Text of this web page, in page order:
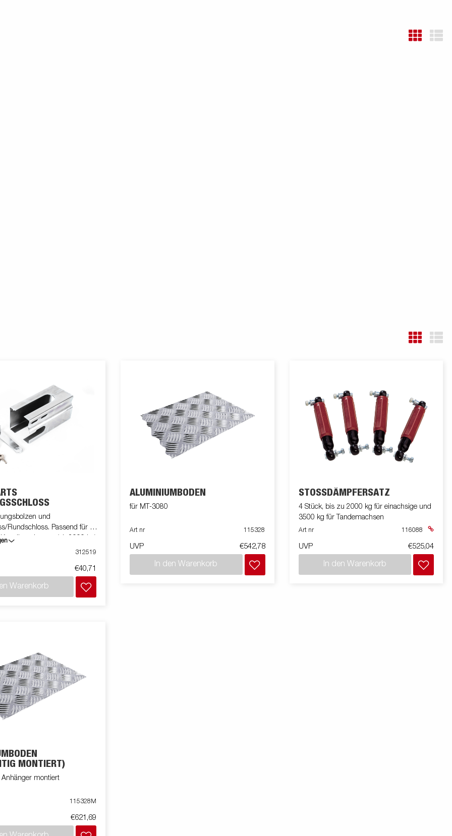
und
Rundschloss. Passend für alle
(ab 2000 kg).
in Blech 313945
312519
€40,71
Warenkorb
ALUMINIUMBODEN
für MT-3080
Art nr 115328
UVP €542,78
In den Warenkorb
STOSSDÄMPFERSATZ
4 Stück, bis zu 2000 kg für einachsige und
3500 kg für Tandemachsen
Art nr 116088
UVP €525,04
In den Warenkorb
MONTIERT)
montiert
115328M
€621,69